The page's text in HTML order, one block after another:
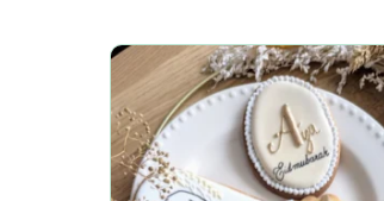
Ce
produit
a
plusieurs
variations.